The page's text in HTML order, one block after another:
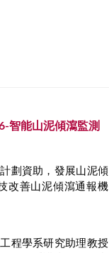
智能山泥傾瀉監測
劃資助，發展山泥傾
改善山泥傾瀉通報機
程學系研究助理教授